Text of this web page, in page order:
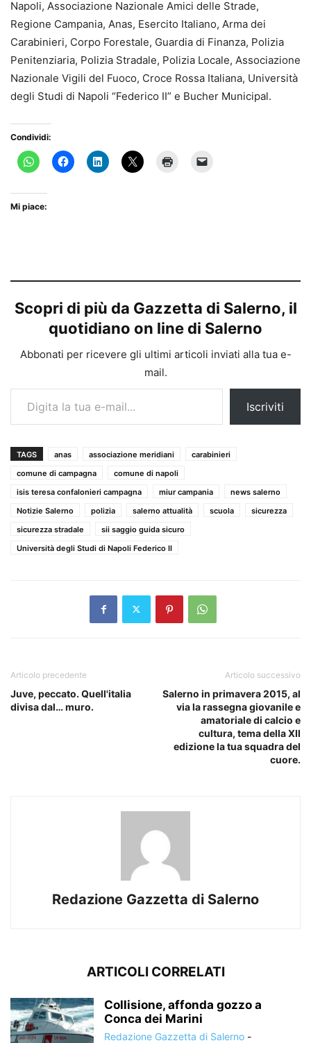
Napoli, Associazione Nazionale Amici delle Strade,
Regione Campania, Anas, Esercito Italiano, Arma dei
Carabinieri, Corpo Forestale, Guardia di Finanza, Polizia
Penitenziaria, Polizia Stradale, Polizia Locale, Associazione
Nazionale Vigili del Fuoco, Croce Rossa Italiana, Università
degli Studi di Napoli “Federico II” e Bucher Municipal.
Condividi:
Mi piace:
Scopri di più da Gazzetta di Salerno, il
quotidiano on line di Salerno
Abbonati per ricevere gli ultimi articoli inviati alla tua e-
mail.
Digita la tua e-mail...
Iscriviti
TAGS anas associazione meridiani
carabinieri
comune di campagna
comune di napoli
isis teresa confalonieri campagna
miur campania
news salerno
Notizie Salerno
polizia salerno attualità scuola
sicurezza
sicurezza stradale
sii saggio guida sicuro
Università degli Studi di Napoli Federico II
Articolo precedente
Juve, peccato. Quell'italia
divisa dal… muro.
Articolo successivo
Salerno in primavera 2015, al
via la rassegna giovanile e
amatoriale di calcio e
cultura, tema della XII
edizione la tua squadra del
cuore.
Redazione Gazzetta di Salerno
ARTICOLI CORRELATI
Collisione, affonda gozzo a
Conca dei Marini
Redazione Gazzetta di Salerno -